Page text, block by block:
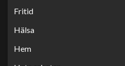
Fritid
Hälsa
Hem